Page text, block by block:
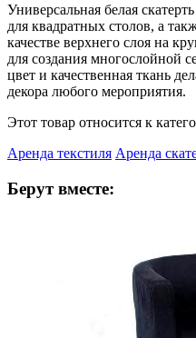
Универсальная белая
для квадратных столов, а
качестве верхнего слоя на
для создания многослойной
цвет и качественная ткань
декора любого мероприятия.
Этот товар относится к
Аренда текстиля Аренда
Берут вместе: